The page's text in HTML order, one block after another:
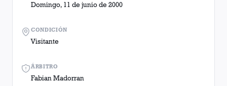
Domingo, 11 de junio de 2000
ÁRBITRO
Fabian Madorran
CONDICIÓN
Visitante